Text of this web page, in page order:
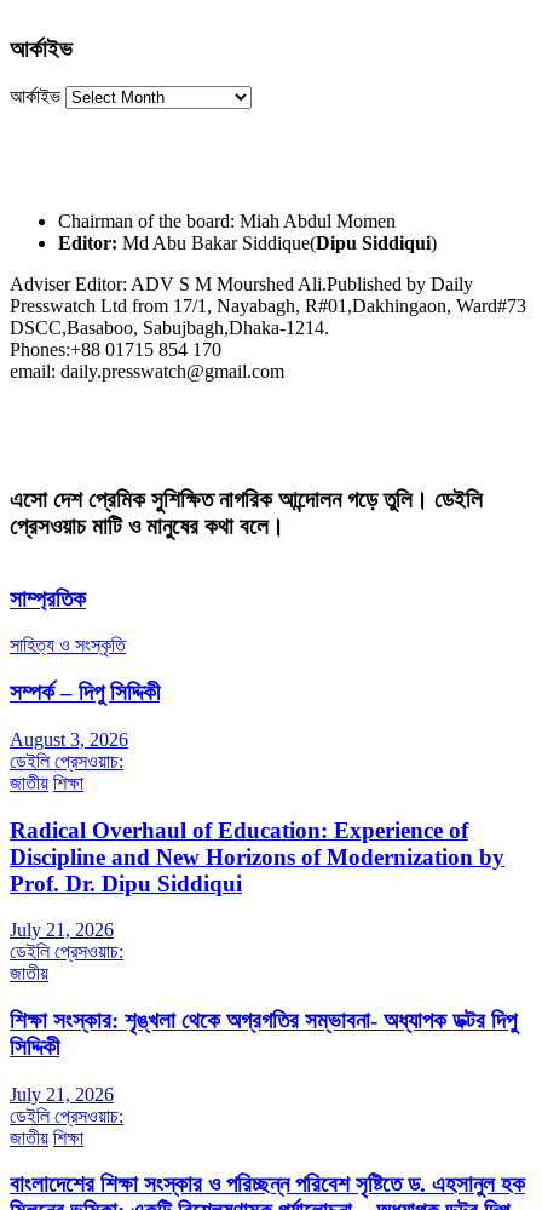
আর্কাইভ
আর্কাইভ
Chairman of the board: Miah Abdul Momen
Editor: Md Abu Bakar Siddique(Dipu Siddiqui)
Adviser Editor: ADV S M Mourshed Ali.Published by Daily
Presswatch Ltd from 17/1, Nayabagh, R#01,Dakhingaon, Ward#73
DSCC,Basaboo, Sabujbagh,Dhaka-1214.
Phones:+88 01715 854 170
email: daily.presswatch@gmail.com
এসো দেশ প্রেমিক সুশিক্ষিত নাগরিক আন্দোলন গড়ে তুলি। ডেইলি
প্রেসওয়াচ মাটি ও মানুষের কথা বলে।
সাম্প্রতিক
সাহিত্য ও সংস্কৃতি
সম্পর্ক – দিপু সিদ্দিকী
August 3, 2026
ডেইলি প্রেসওয়াচ:
জাতীয় শিক্ষা
Radical Overhaul of Education: Experience of
Discipline and New Horizons of Modernization by
Prof. Dr. Dipu Siddiqui
July 21, 2026
ডেইলি প্রেসওয়াচ:
জাতীয়
শিক্ষা সংস্কার: শৃঙ্খলা থেকে অগ্রগতির সম্ভাবনা- অধ্যাপক ডক্টর দিপু
সিদ্দিকী
July 21, 2026
ডেইলি প্রেসওয়াচ:
জাতীয় শিক্ষা
বাংলাদেশের শিক্ষা সংস্কার ও পরিচ্ছন্ন পরিবেশ সৃষ্টিতে ড. এহসানুল হক